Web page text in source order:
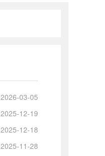
2026-03-05
2025-12-19
2025-12-18
2025-11-28